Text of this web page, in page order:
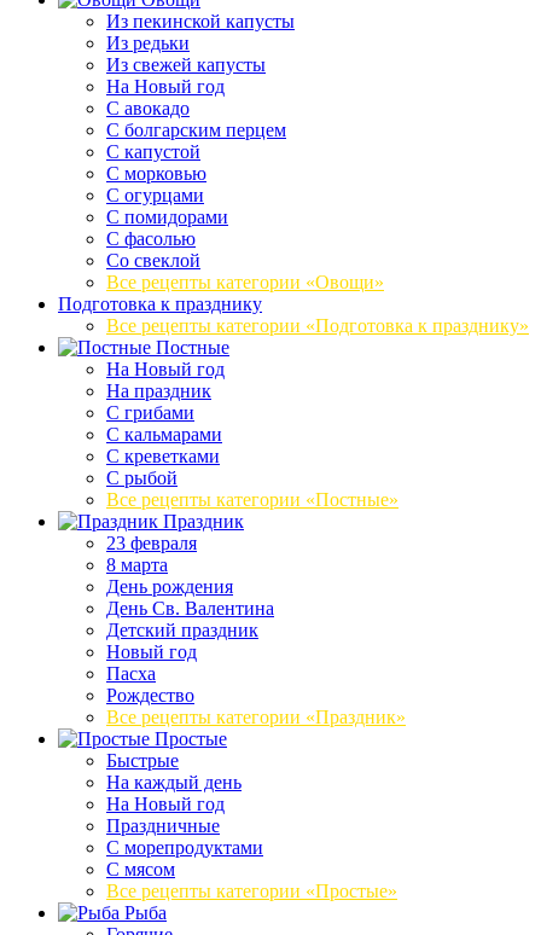
Из пекинской капусты
Из редьки
Из свежей капусты
На Новый год
С авокадо
С болгарским перцем
С капустой
С морковью
С огурцами
С помидорами
С фасолью
Со свеклой
Все рецепты категории «Овощи»
Подготовка к празднику
Все рецепты категории «Подготовка к празднику»
Постные
На Новый год
На праздник
С грибами
С кальмарами
С креветками
С рыбой
Все рецепты категории «Постные»
Праздник
23 февраля
8 марта
День рождения
День Св. Валентина
Детский праздник
Новый год
Пасха
Рождество
Все рецепты категории «Праздник»
Простые
Быстрые
На каждый день
На Новый год
Праздничные
С морепродуктами
С мясом
Все рецепты категории «Простые»
Рыба